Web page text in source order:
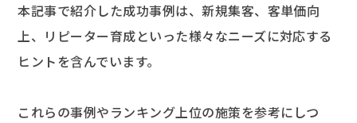
本記事で紹介した成功事例は、新規集客、客単価向
上、リピーター育成といった様々なニーズに対応する
ヒントを含んでいます。
これらの事例やランキング上位の施策を参考にしつ